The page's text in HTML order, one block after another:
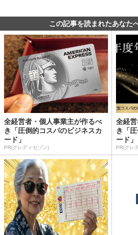
この記事を読まれたあなた
全経営者・個人事業主が作るべ
き「圧倒的コスパのビジネスカ
ード」
PR(クレディセゾン)
全経
き「
ード」
PR(クレ